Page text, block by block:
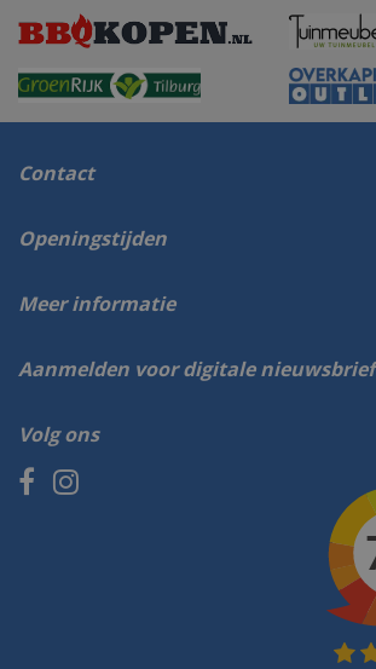
Contact
Volg ons
Openingstijden
Meer informatie
Aanmelden voor digitale nieuwsbrief